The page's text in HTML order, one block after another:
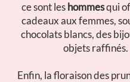
ce sont leshommesqui
cadeaux aux femmes,
chocolats blancs, des
objets raffinés.
Enfin, la floraison des